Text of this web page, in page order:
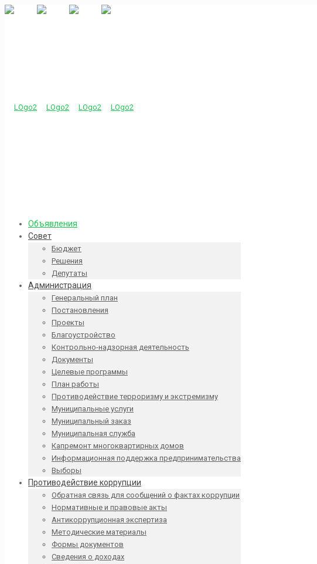
Объявления
Совет
Бюджет
Решения
Депутаты
Администрация
Генеральный план
Постановления
Проекты
Благоустройство
Контрольно-надзорная деятельность
Документы
Целевые программы
План работы
Противодействие терроризму и экстремизму
Муниципальные услуги
Муниципальный заказ
Муниципальная служба
Капремонт многоквартирных домов
Информационная поддержка предпринимательства
Выборы
Противодействие коррупции
Обратная связь для сообщений о фактах коррупции
Нормативные и правовые акты
Антикоррупционная экспертиза
Методические материалы
Формы документов
Сведения о доходах